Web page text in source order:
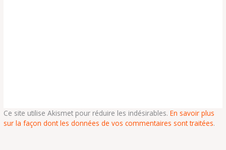
Ce site utilise Akismet pour réduire les indésirables.En savoir plus
sur la façon dont les données de vos commentaires sont traitées.